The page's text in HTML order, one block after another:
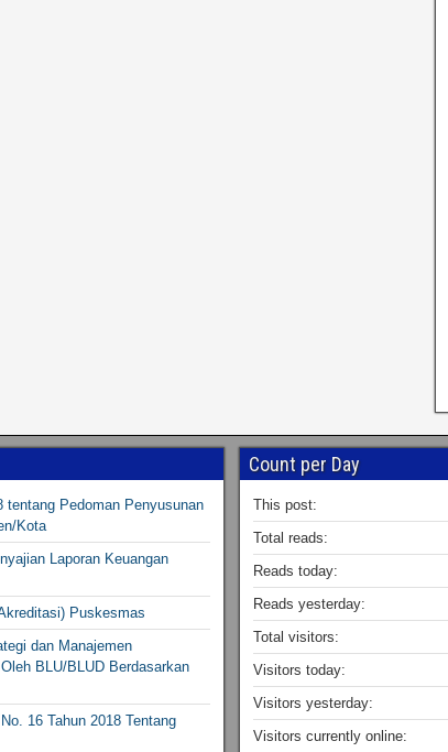
Pedoman Penyusunan
Kota
Laporan Keuangan
Puskesmas
dan Manajemen
BLU/BLUD Berdasarkan
16 Tahun 2018 Tentang
Count per Day
This post:
Total reads:
Reads today:
Reads yesterday:
Total visitors:
Visitors today:
Visitors yesterday:
Visitors currently online: